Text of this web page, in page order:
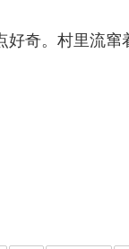
好奇。村里流窜